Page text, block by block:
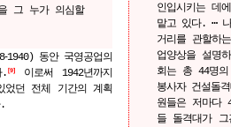
그 누가 의심할
-1940) 동안 국영공업의
. 9
이로써 1942년까지
었던 전체 기간의 계획
인입시키는 데
맡고 있다. ⋯
거리를 관할하
업양상을 설명
회는 총 44명
봉사자 건설돌
원들은 저마다
들 돌격대가